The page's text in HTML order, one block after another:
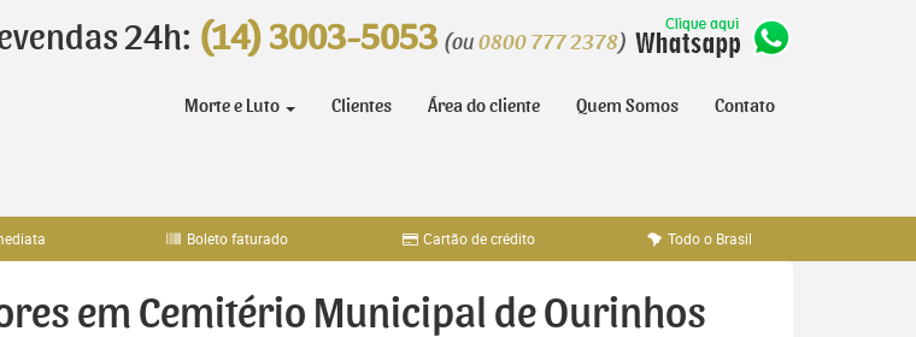
24h: (14) 3003-5053 (ou 0800 777 2378)
Morte e Luto Clientes Área do cliente Quem Somos Contato
Boleto faturado Cartão de crédito Todo o Brasil
em Cemitério Municipal de Ourinhos